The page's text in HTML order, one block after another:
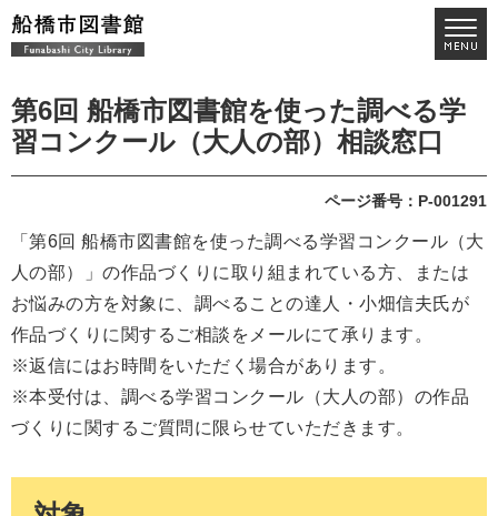
第6回 船橋市図書館を使った調べる学
習コンクール（大人の部）相談窓口
ページ番号：P-001291
「第6回 船橋市図書館を使った調べる学習コンクール（大
人の部）」の作品づくりに取り組まれている方、または
お悩みの方を対象に、調べることの達人・小畑信夫氏が
作品づくりに関するご相談をメールにて承ります。
※返信にはお時間をいただく場合があります。
※本受付は、調べる学習コンクール（大人の部）の作品
づくりに関するご質問に限らせていただきます。